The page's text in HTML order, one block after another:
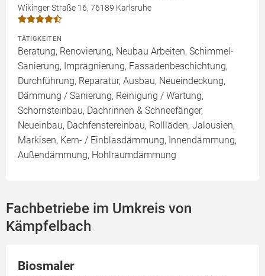
Wikinger Straße 16, 76189 Karlsruhe
TÄTIGKEITEN
Beratung, Renovierung, Neubau Arbeiten, Schimmel-
Sanierung, Imprägnierung, Fassadenbeschichtung,
Durchführung, Reparatur, Ausbau, Neueindeckung,
Dämmung / Sanierung, Reinigung / Wartung,
Schornsteinbau, Dachrinnen & Schneefänger,
Neueinbau, Dachfenstereinbau, Rollläden, Jalousien,
Markisen, Kern- / Einblasdämmung, Innendämmung,
Außendämmung, Hohlraumdämmung
Fachbetriebe im Umkreis von
Kämpfelbach
Biosmaler